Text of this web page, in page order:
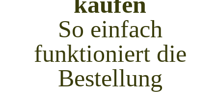
So einfach
funktioniert die
Bestellung